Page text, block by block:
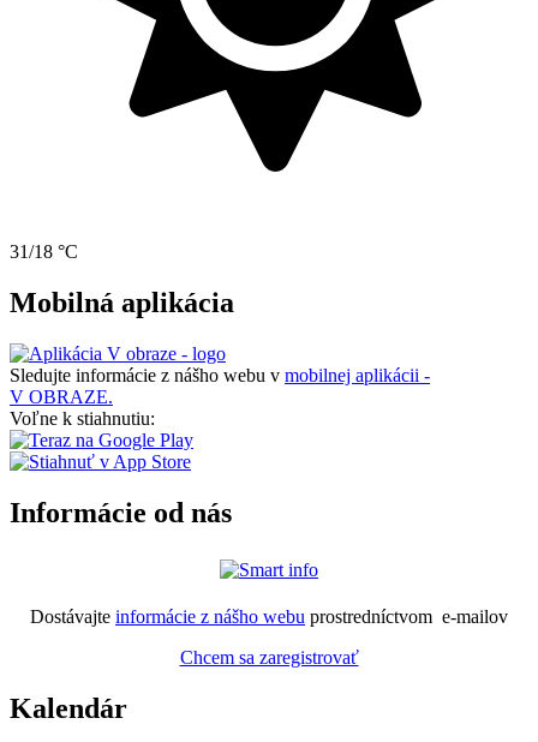
31/18 °C
Mobilná aplikácia
Sledujte informácie z nášho webu v mobilnej aplikácii -
V OBRAZE.
Voľne k stiahnutiu:
Informácie od nás
Dostávajte informácie z nášho webu prostredníctvom e-mailov
Chcem sa zaregistrovať
Kalendár